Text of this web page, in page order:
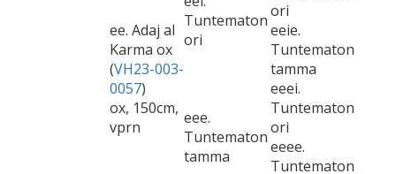
ee. Adaj al
Karma ox
(VH23-003-
0057)
ox, 150cm,
vprn
Tuntematon
ori
ori
eeie.
Tuntematon
tamma
eee.
Tuntematon
tamma
eeei.
Tuntematon
ori
eeee.
Tuntematon